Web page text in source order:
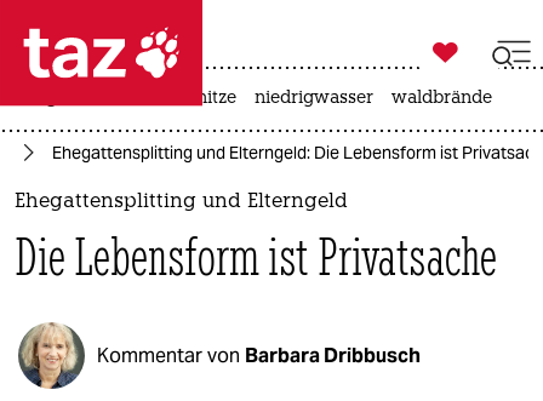
 taz zahl ich
taz zahl ich
themen
politik
öko
gesellschaft

taz zahl ich
hitze niedrigwasser waldbrände
Ehegattensplitting und Elterngeld: Die Lebensform ist
Ehegattensplitting und Elterngeld
Die Lebensform ist Privatsache
Kommentar von Barbara Dribbusch